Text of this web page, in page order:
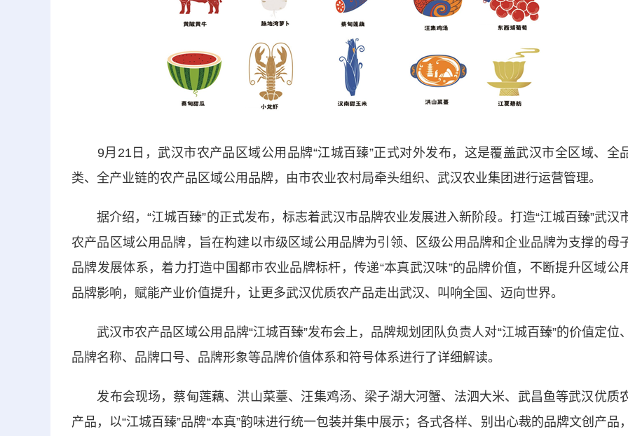
9月21日，武汉市农产品区域公用品牌“江城百臻”正式对外发布，这是覆盖武汉市全区域、全
类、全产业链的农产品区域公用品牌，由市农业农村局牵头组织、武汉农业集团进行运营管理。
据介绍，“江城百臻”的正式发布，标志着武汉市品牌农业发展进入新阶段。打造“江城百臻”武汉
农产品区域公用品牌，旨在构建以市级区域公用品牌为引领、区级公用品牌和企业品牌为支撑的母
品牌发展体系，着力打造中国都市农业品牌标杆，传递“本真武汉味”的品牌价值，不断提升区域公
品牌影响，赋能产业价值提升，让更多武汉优质农产品走出武汉、叫响全国、迈向世界。
武汉市农产品区域公用品牌“江城百臻”发布会上，品牌规划团队负责人对“江城百臻”的价值定位、
品牌名称、品牌口号、品牌形象等品牌价值体系和符号体系进行了详细解读。
发布会现场，蔡甸莲藕、洪山菜薹、汪集鸡汤、梁子湖大河蟹、法泗大米、武昌鱼等武汉优质
产品，以“江城百臻”品牌“本真”韵味进行统一包装并集中展示；各式各样、别出心裁的品牌文创产品，